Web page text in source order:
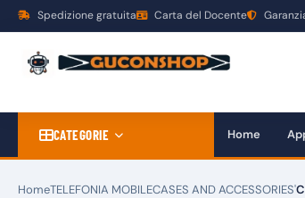
Spedizione gratuita Carta del Docente
CATEGORIE Home
HomeTELEFONIA MOBILECASES AND ACCESSORIES'